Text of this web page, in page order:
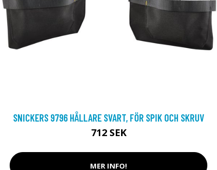
SNICKERS 9796 HÅLLARE SVART, FÖR SPIK OCH SKRUV
712 SEK
MER INFO!